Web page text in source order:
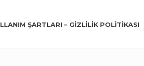
ŞARTLARI – GIZLILIK POLITIKASI